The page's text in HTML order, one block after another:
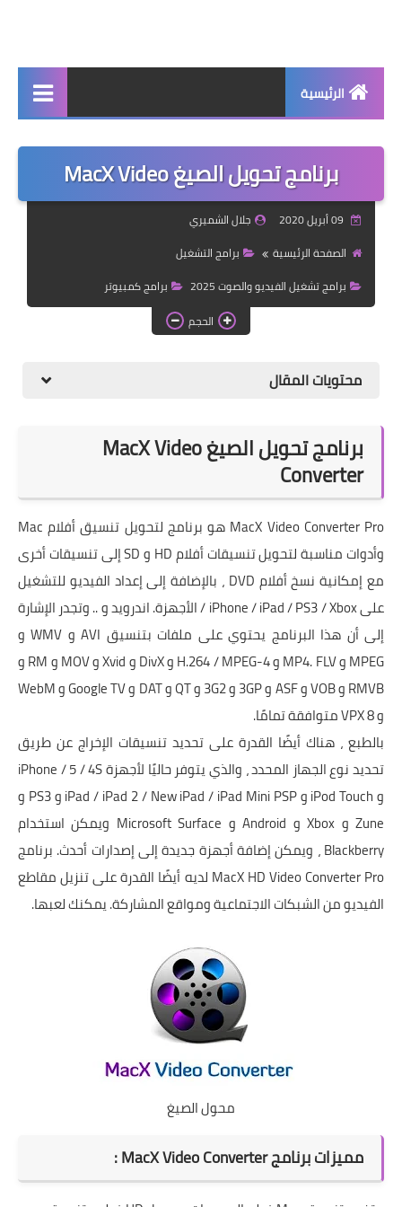
الرئيسية
برامج اساسية
برامج اندرويد
واتساب بلس
برنامج تحويل الصيغ MacX Video
جلال الشميري
الصفحة الرئيسية
برامج التشغيل
برامج تشغيل الفيديو والصوت 2025
برامج كمبيوتر
الحجم
محتويات المقال
برنامج تحويل الصيغ MacX Video
Converter
MacX Video Converter Pro هو برنامج لتحويل تنسيق أفلام Mac
وأدوات مناسبة لتحويل تنسيقات أفلام HD و SD إلى تنسيقات أخرى
مع إمكانية نسخ أفلام DVD ، بالإضافة إلى إعداد الفيديو للتشغيل
على iPhone / iPad / PS3 / Xbox / الأجهزة. اندرويد و .. وتجدر الإشارة
إلى أن هذا البرنامج يحتوي على ملفات بتنسيق AVI و WMV و
MPEG و MP4. FLV و H.264 / MPEG-4 و DivX و Xvid و MOV و RM و
RMVB و VOB و ASF و 3GP و 3G2 و QT و DAT و Google TV و WebM
و VPX 8 متوافقة تمامًا.
بالطبع ، هناك أيضًا القدرة على تحديد تنسيقات الإخراج عن طريق
تحديد نوع الجهاز المحدد ، والذي يتوفر حاليًا لأجهزة iPhone / 5 / 4S
و iPod Touch و iPad / iPad 2 / New iPad / iPad Mini PSP و PS3 و
Zune و Xbox و Android و Microsoft Surface ويمكن استخدام
Blackberry ، ويمكن إضافة أجهزة جديدة إلى إصدارات أحدث. برنامج
MacX HD Video Converter Pro لديه أيضًا القدرة على تنزيل مقاطع
الفيديو من الشبكات الاجتماعية ومواقع المشاركة. يمكنك لعبها.
محول الصيغ
مميزات برنامج MacX Video Converter :